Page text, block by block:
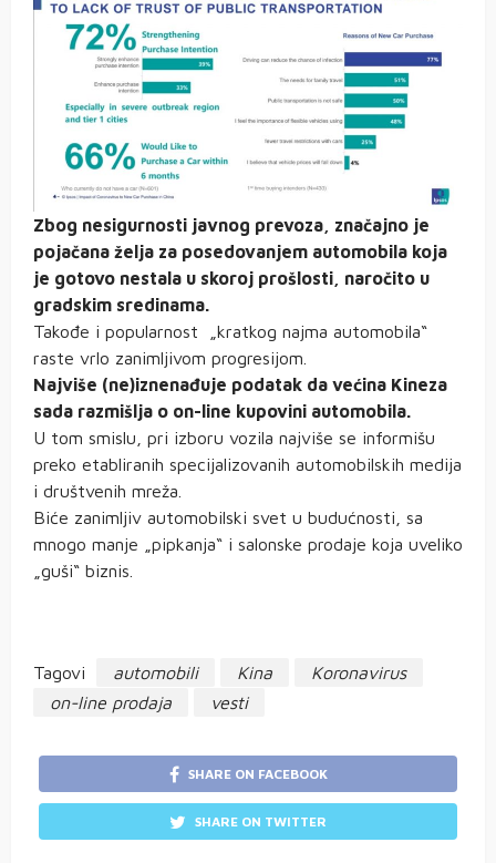
Zbog nesigurnosti javnog prevoza, značajno je
pojačana želja za posedovanjem automobila koja
je gotovo nestala u skoroj prošlosti, naročito u
gradskim sredinama.
Takođe i popularnost „kratkog najma automobila“
raste vrlo zanimljivom progresijom.
Najviše (ne)iznenađuje podatak da većina Kineza
sada razmišlja o on-line kupovini automobila.
U tom smislu, pri izboru vozila najviše se informišu
preko etabliranih specijalizovanih automobilskih medija
i društvenih mreža.
Biće zanimljiv automobilski svet u budućnosti, sa
mnogo manje „pipkanja“ i salonske prodaje koja uveliko
„guši“ biznis.
Tagovi automobili Kina
Koronavirus
on-line prodaja
vesti
SHARE ON FACEBOOK
SHARE ON TWITTER